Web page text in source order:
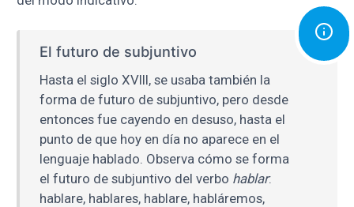
El futuro de subjuntivo
Hasta el siglo XVIII, se usaba también la
forma de futuro de subjuntivo, pero desde
entonces fue cayendo en desuso, hasta el
punto de que hoy en día no aparece en el
lenguaje hablado. Observa cómo se forma
el futuro de subjuntivo del verbo hablar:
hablare, hablares, hablare, habláremos,